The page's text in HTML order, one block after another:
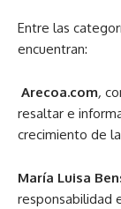
Entre las
encuentran:
Arecoa.com,
resaltar e
crecimiento de
María Luisa
responsabilidad